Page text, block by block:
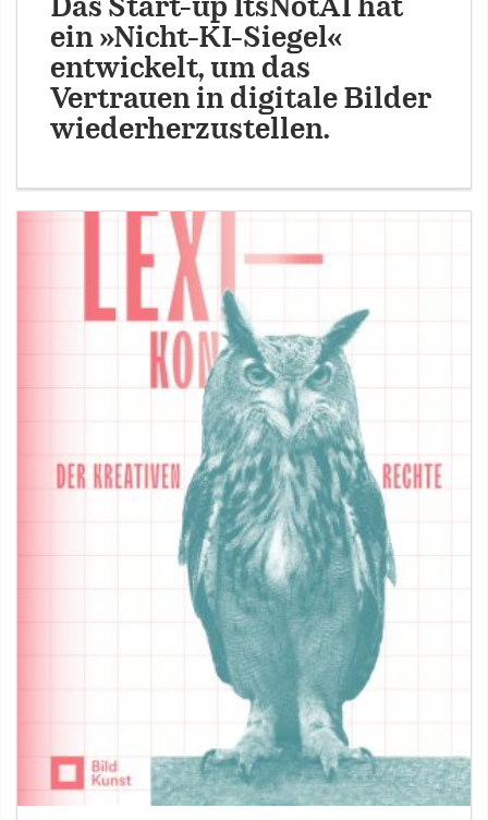
Das Start-up ItsNotAI hat
ein »Nicht-KI-Siegel«
entwickelt, um das
Vertrauen in digitale Bilder
wiederherzustellen.